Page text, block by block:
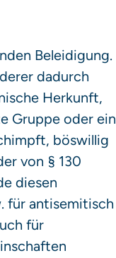
Beleidigung.
dadurch
Herkunft,
Gruppe oder ein
böswillig
von § 130
diesen
für antisemitisch
für